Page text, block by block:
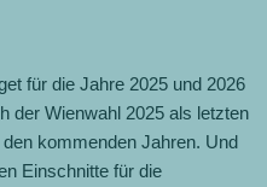
für die Jahre 2025 und 2026
der Wienwahl 2025 als letzten
kommenden Jahren. Und
Einschnitte für die